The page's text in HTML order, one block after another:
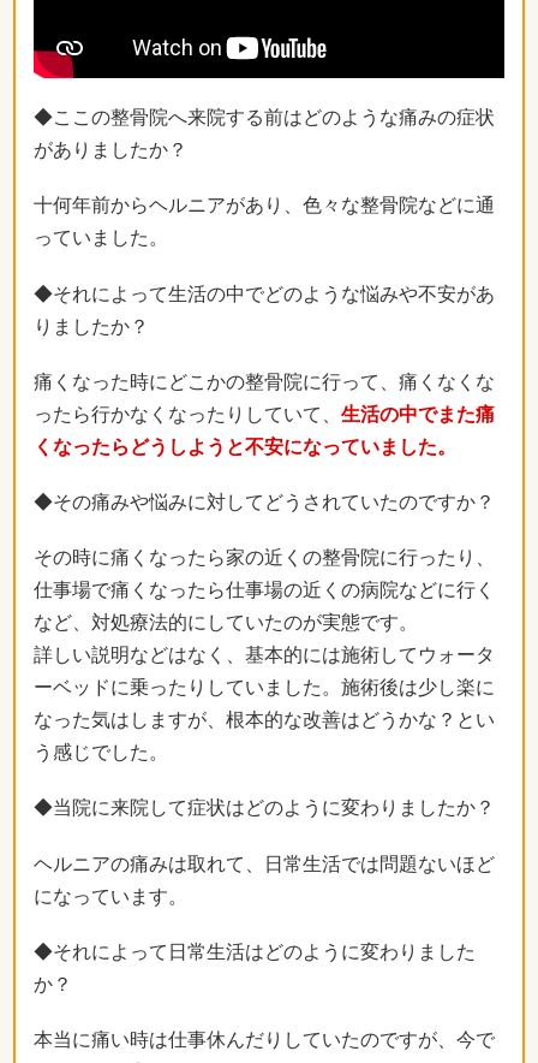
◆ここの整骨院へ来院する前はどのような痛みの症状
がありましたか？
十何年前からヘルニアがあり、色々な整骨院などに通
っていました。
◆それによって生活の中でどのような悩みや不安があ
りましたか？
痛くなった時にどこかの整骨院に行って、痛くなくな
ったら行かなくなったりしていて、 生活の中でまた痛
くなったらどうしようと不安になっていました。
◆その痛みや悩みに対してどうされていたのですか？
その時に痛くなったら家の近くの整骨院に行ったり、
仕事場で痛くなったら仕事場の近くの病院などに行く
など、対処療法的にしていたのが実態です。
詳しい説明などはなく、基本的には施術してウォータ
ーベッドに乗ったりしていました。施術後は少し楽に
なった気はしますが、根本的な改善はどうかな？とい
う感じでした。
◆当院に来院して症状はどのように変わりましたか？
ヘルニアの痛みは取れて、日常生活では問題ないほど
になっています。
◆それによって日常生活はどのように変わりました
か？
本当に痛い時は仕事休んだりしていたのですが、今で